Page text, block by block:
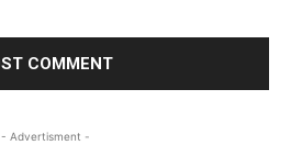
- Advertisment -